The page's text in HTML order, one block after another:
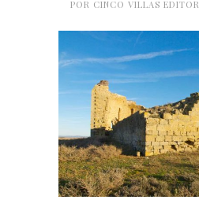
POR CINCO VILLAS EDITOR